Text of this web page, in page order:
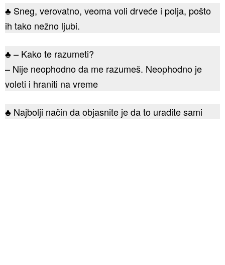
♣ Sneg, verovatno, veoma voli drveće i polja, pošto
ih tako nežno ljubi.
♣ – Kako te razumeti?
– Nije neophodno da me razumeš. Neophodno je
voleti i hraniti na vreme
♣ Najbolji način da objasnite je da to uradite sami